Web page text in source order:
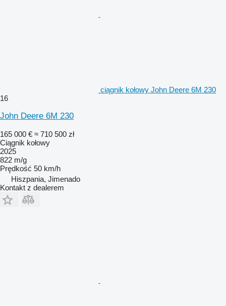
ciągnik kołowy John Deere 6M 230
16
John Deere 6M 230
165 000 € ≈ 710 500 zł
Ciągnik kołowy
2025
822 m/g
Prędkość 50 km/h
Hiszpania, Jimenado
Kontakt z dealerem